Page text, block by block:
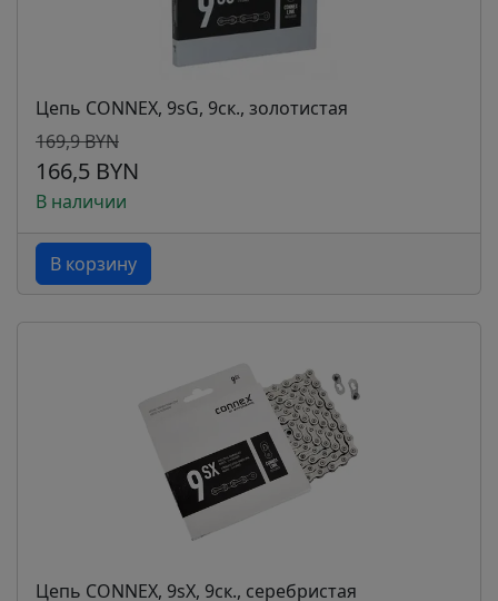
Цепь CONNEX, 9sG, 9ск., золотистая
169,9 BYN
166,5 BYN
В наличии
В корзину
Цепь CONNEX, 9sX, 9ск., серебристая